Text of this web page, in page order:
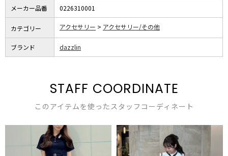
メーカー品番 0226310001
カテゴリー アクセサリー アクセサリー/その他
ブランド dazzlin
STAFF COORDINATE
このアイテムを使ったスタッフコーディネート